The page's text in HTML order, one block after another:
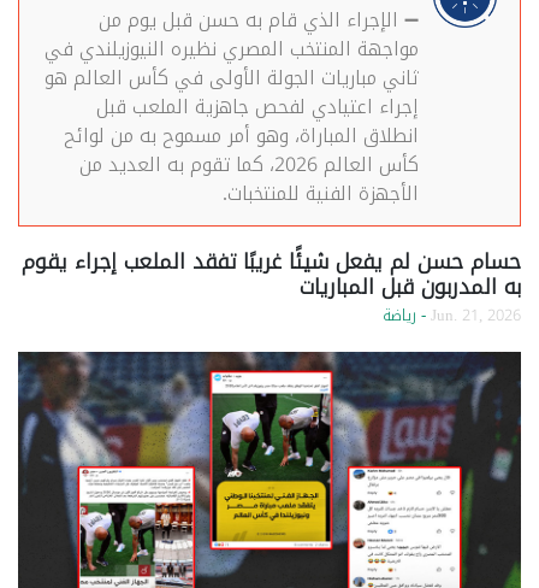
➖ الإجراء الذي قام به حسن قبل يوم من
مواجهة المنتخب المصري نظيره النيوزيلندي في
ثاني مباريات الجولة الأولى في كأس العالم هو
إجراء اعتيادي لفحص جاهزية الملعب قبل
انطلاق المباراة، وهو أمر مسموح به من لوائح
كأس العالم 2026، كما تقوم به العديد من
الأجهزة الفنية للمنتخبات.
حسام حسن لم يفعل شيئًا غريبًا تفقد الملعب إجراء يقوم
به المدربون قبل المباريات
Jun. 21, 2026- رياضة